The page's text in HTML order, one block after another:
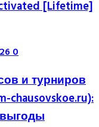
[Lifetime]
0
и турниров